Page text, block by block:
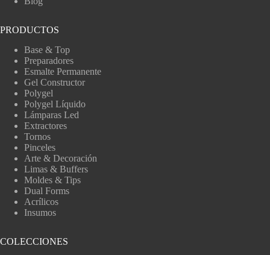
PRODUCTOS
Base & Top
Preparadores
Esmalte Permanente
Gel Constructor
Polygel
Polygel Líquido
Lámparas Led
Extractores
Tornos
Pinceles
Arte & Decoración
Limas & Buffers
Moldes & Tips
Dual Forms
Acrílicos
Insumos
COLECCIONES